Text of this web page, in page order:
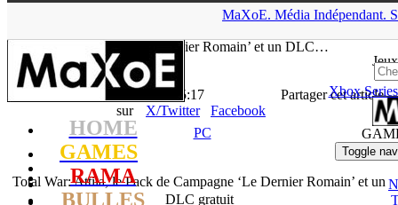
MaXoE. Média Indépendant.
HOME
GAMES
RAMA
BULLES
Jeux
Xbox
Toggle
Campagne ‘Le Dernier Romain’ et un DLC…
- 25.06.15, 15:17
Partager cet article
sur
X/Twitter
Facebook
PC
Total War: Attila, le Pack de Campagne ‘Le Dernier Romain’ et un
DLC gratuit